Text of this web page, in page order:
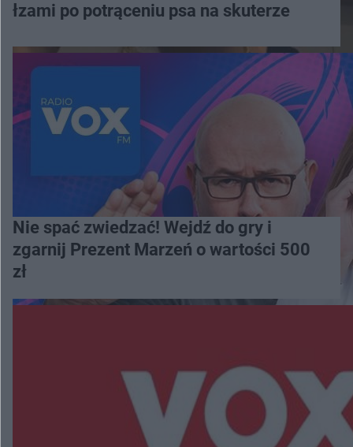
łzami po potrąceniu psa na skuterze
Nie spać zwiedzać! Wejdź do gry i
zgarnij Prezent Marzeń o wartości 500
zł